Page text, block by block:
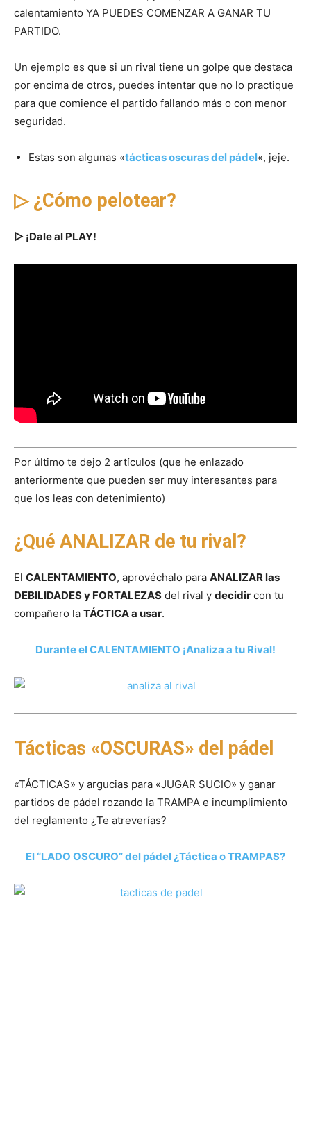
calentamiento YA PUEDES COMENZAR A GANAR TU
PARTIDO.
Un ejemplo es que si un rival tiene un golpe que destaca
por encima de otros, puedes intentar que no lo practique
para que comience el partido fallando más o con menor
seguridad.
Estas son algunas «tácticas oscuras del pádel«, jeje.
▷ ¿Cómo pelotear?
▷ ¡Dale al PLAY!
Por último te dejo 2 artículos (que he enlazado
anteriormente que pueden ser muy interesantes para
que los leas con detenimiento)
¿Qué ANALIZAR de tu rival?
El CALENTAMIENTO, aprovéchalo para ANALIZAR las
DEBILIDADES y FORTALEZAS del rival y decidir con tu
compañero la TÁCTICA a usar.
Durante el CALENTAMIENTO ¡Analiza a tu Rival!
Tácticas «OSCURAS» del pádel
«TÁCTICAS» y argucias para «JUGAR SUCIO» y ganar
partidos de pádel rozando la TRAMPA e incumplimiento
del reglamento ¿Te atreverías?
El “LADO OSCURO” del pádel ¿Táctica o TRAMPAS?